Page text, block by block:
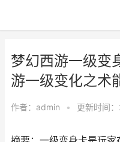
梦幻西游一级变
游一级变化之术
作者： admin • 更新时间